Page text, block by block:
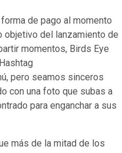
de pago al momento
objetivo del lanzamiento de
momentos, Birds Eye
pero seamos sinceros
con una foto que subas a
para enganchar a sus
más de la mitad de los